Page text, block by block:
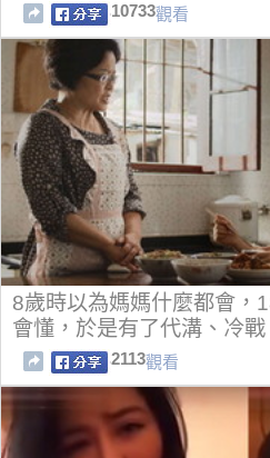
10733觀看
8歲時以為媽媽什麼都會，
會懂，於是有了代溝、冷戰
2113觀看